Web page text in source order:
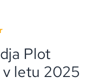
Plot
letu 2025